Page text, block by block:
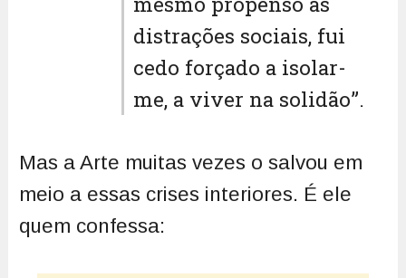
distrações sociais, fui
cedo forçado a isolar-
me, a viver na solidão”.
Mas a Arte muitas vezes o salvou em
meio a essas crises interiores. É ele
quem confessa: